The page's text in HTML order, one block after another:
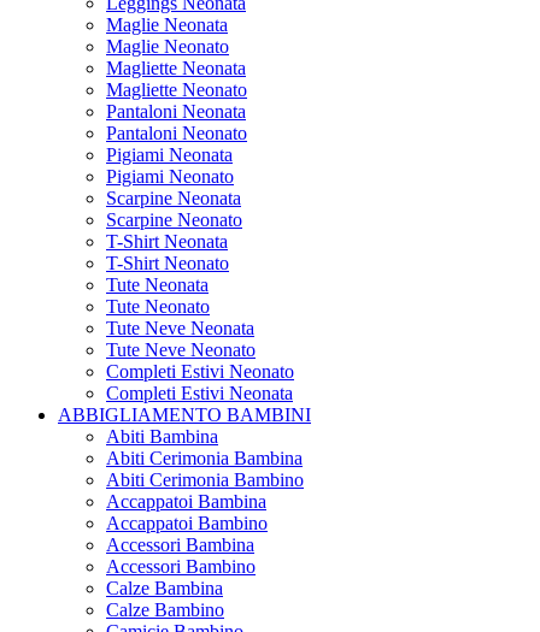
Maglie Neonata
Maglie Neonato
Magliette Neonata
Magliette Neonato
Pantaloni Neonata
Pantaloni Neonato
Pigiami Neonata
Pigiami Neonato
Scarpine Neonata
Scarpine Neonato
T-Shirt Neonata
T-Shirt Neonato
Tute Neonata
Tute Neonato
Tute Neve Neonata
Tute Neve Neonato
Completi Estivi Neonato
Completi Estivi Neonata
ABBIGLIAMENTO BAMBINI
Abiti Bambina
Abiti Cerimonia Bambina
Abiti Cerimonia Bambino
Accappatoi Bambina
Accappatoi Bambino
Accessori Bambina
Accessori Bambino
Calze Bambina
Calze Bambino